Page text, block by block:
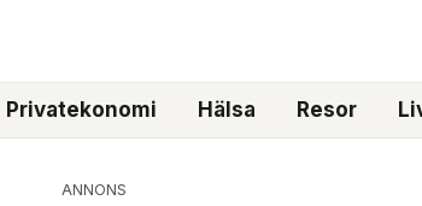
Privatekonomi Hälsa Resor
ANNONS